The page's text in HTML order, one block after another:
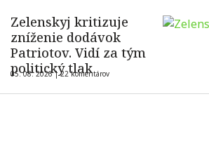
Zelenskyj kritizuje
zníženie dodávok
Patriotov. Vidí za tým
politický tlak
05. 08. 2026 |22 komentárov